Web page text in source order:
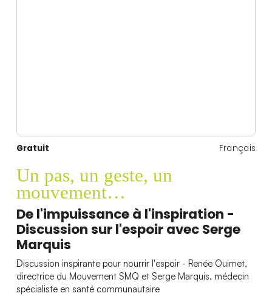
Gratuit Français
Un pas, un geste, un
mouvement…
De l'impuissance à l'inspiration -
Discussion sur l'espoir avec Serge
Marquis
Discussion inspirante pour nourrir l'espoir - Renée Ouimet,
directrice du Mouvement SMQ et Serge Marquis, médecin
spécialiste en santé communautaire